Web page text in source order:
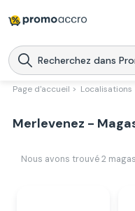
Magasins
Produits
Promoaccro
Page d'accueil > Localisations
Merlevenez -
Nous avons trouvé 2